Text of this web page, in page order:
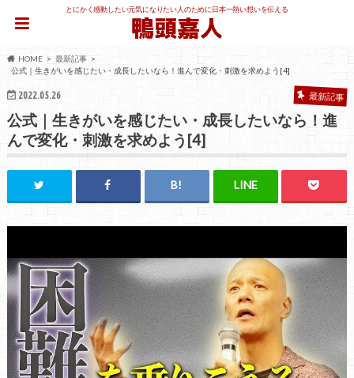
とにかく感動したい元気になりたい人のために日本一熱い想いを伝える
HOME
最新記事
公式｜生きがいを感じたい・成長したいなら！進んで変化・刺激を求めよう[4]
2022.05.26 最新記事
公式｜生きがいを感じたい・成長したいなら！進
んで変化・刺激を求めよう[4]